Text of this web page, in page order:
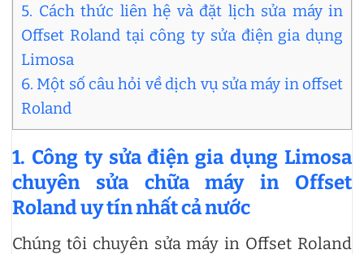
5. Cách thức liên hệ và đặt lịch sửa máy in
Offset Roland tại công ty sửa điện gia dụng
Limosa
6. Một số câu hỏi về dịch vụ sửa máy in offset
Roland
1. Công ty sửa điện gia dụng Limosa
chuyên sửa chữa máy in Offset
Roland uy tín nhất cả nước
Chúng tôi chuyên sửa máy in Offset Roland